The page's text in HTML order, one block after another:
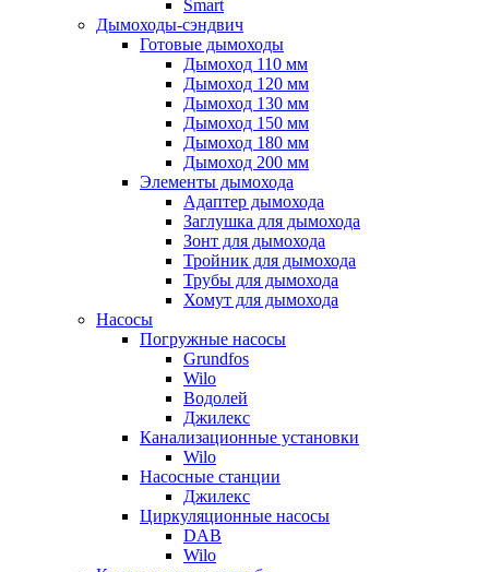
Smart
Дымоходы-сэндвич
Готовые дымоходы
Дымоход 110 мм
Дымоход 120 мм
Дымоход 130 мм
Дымоход 150 мм
Дымоход 180 мм
Дымоход 200 мм
Элементы дымохода
Адаптер дымохода
Заглушка для дымохода
Зонт для дымохода
Тройник для дымохода
Трубы для дымохода
Хомут для дымохода
Насосы
Погружные насосы
Grundfos
Wilo
Водолей
Джилекс
Канализационные установки
Wilo
Насосные станции
Джилекс
Циркуляционные насосы
DAB
Wilo